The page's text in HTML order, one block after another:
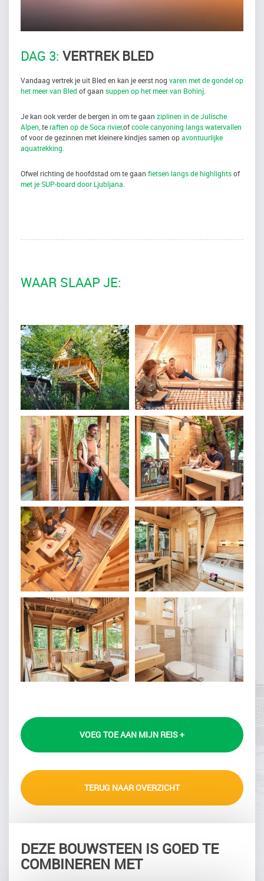
DAG 3: VERTREK BLED
Vandaag vertrek je uit Bled en kan je eerst nog varen met de gondel op
het meer van Bled of gaan suppen op het meer van Bohinj.
Je kan ook verder de bergen in om te gaan ziplinen in de Julische
Alpen,teraften op de Soca rivier,ofcoole canyoning langs watervallen
of voor de gezinnen met kleinere kindjes samen opavontuurlijke
aquatrekking.
Ofwel richting de hoofdstad om te gaan fietsen langs de highlightsof
met je SUP-board door Ljubljana.
WAAR SLAAP JE:
VOEG TOE AAN MIJN REIS +
TERUG NAAR OVERZICHT
DEZE BOUWSTEEN IS GOED TE
COMBINEREN MET